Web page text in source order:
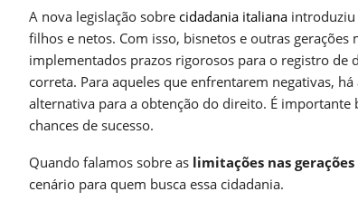
A nova legislação sobre cidadania italiana introduziu
filhos e netos. Com isso, bisnetos e outras
implementados prazos rigorosos para o registro de
correta. Para aqueles que enfrentarem negativas,
alternativa para a obtenção do direito. É
chances de sucesso.
Quando falamos sobre as limitações nas
cenário para quem busca essa cidadania.